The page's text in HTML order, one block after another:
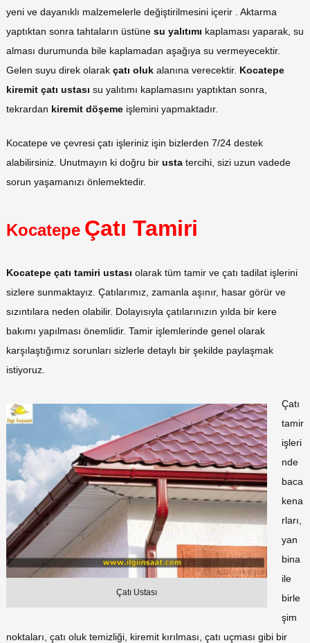
yeni ve dayanıklı malzemelerle değiştirilmesini içerir . Aktarma
yaptıktan sonra tahtaların üstüne su yalıtımı kaplaması yaparak, su
alması durumunda bile kaplamadan aşağıya su vermeyecektir.
Gelen suyu direk olarak çatı oluk alanına verecektir. Kocatepe
kiremit çatı ustası su yalıtımı kaplamasını yaptıktan sonra,
tekrardan kiremit döşeme işlemini yapmaktadır.
Kocatepe ve çevresi çatı işleriniz işin bizlerden 7/24 destek
alabilirsiniz. Unutmayın ki doğru bir usta tercihi, sizi uzun vadede
sorun yaşamanızı önlemektedir.
Kocatepe Çatı Tamiri
Kocatepe çatı tamiri ustası olarak tüm tamir ve çatı tadilat işlerini
sizlere sunmaktayız. Çatılarımız, zamanla aşınır, hasar görür ve
sızıntılara neden olabilir. Dolayısıyla çatılarınızın yılda bir kere
bakımı yapılması önemlidir. Tamir işlemlerinde genel olarak
karşılaştığımız sorunları sizlerle detaylı bir şekilde paylaşmak
istiyoruz.
Çatı Ustası
Çatı
tamir
işleri
nde
baca
kena
rları,
yan
bina
ile
birle
şim
noktaları, çatı oluk temizliği, kiremit kırılması, çatı uçması gibi bir